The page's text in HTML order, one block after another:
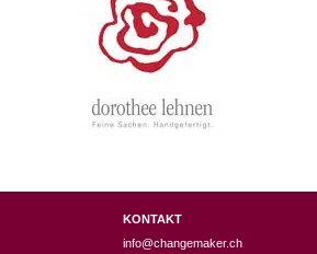
KONTAKT
info@changemaker.ch